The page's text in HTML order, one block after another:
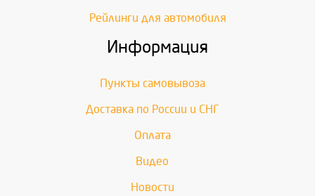
Рейлинги для автомобиля
Информация
Пункты самовывоза
Доставка по России и СНГ
Оплата
Видео
Новости